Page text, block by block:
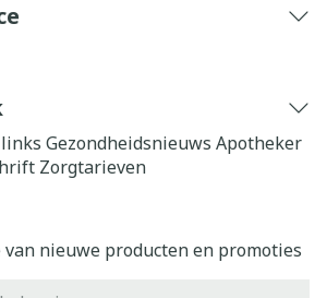
Gezondheidsnieuws Apotheker
Zorgtarieven
nieuwe producten en promoties